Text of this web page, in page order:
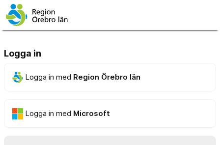
Logga in
Logga in med Region Örebro län
Logga in med Microsoft